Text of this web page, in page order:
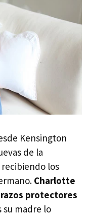
Kensington
de la
recibiendo los
Charlotte
protectores
su madre lo